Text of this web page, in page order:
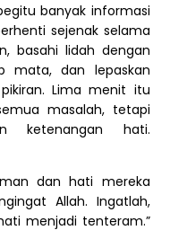
banyak informasi
sejenak selama
basahi lidah dengan
mata, dan lepaskan
Lima menit itu
masalah, tetapi
ketenangan hati.
dan hati mereka
Allah. Ingatlah,
menjadi tenteram.”